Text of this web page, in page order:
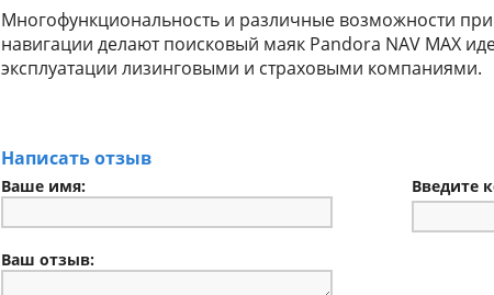
Многофункциональность и различные возможности
навигации делают поисковый маяк Pandora NAV MAX
эксплуатации лизинговыми и страховыми компаниями.
Написать отзыв
Ваше имя:
Ваш отзыв:
Введите